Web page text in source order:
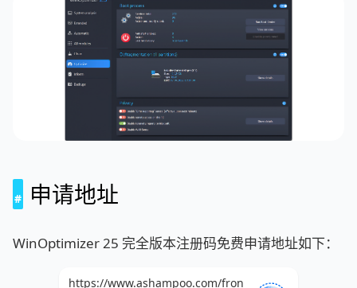
申请地址
WinOptimizer 25 完全版本注册码免费申请地址如下：
https://www.ashampoo.com/fron